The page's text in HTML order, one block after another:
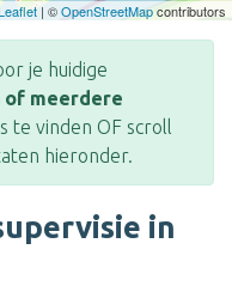
| ©OpenStreetMapcontributors
je huidige
meerdere
te vinden OF scroll
hieronder.
in